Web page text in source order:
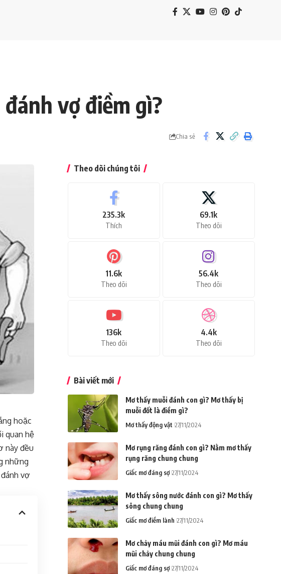
vợ điềm gì?
Chia sẻ
hoặc
quan hệ
này đều
những
vợ
Theo dõi chúng tôi
235.3k
Thích
69.1k
Theo dõi
11.6k
Theo dõi
56.4k
Theo dõi
136k
Theo dõi
4.4k
Theo dõi
Bài viết mới
Mơ thấy muỗi đánh con gì? Mơ thấy bị
muỗi đốt là điềm gì?
Mơ thấy động vật 27/11/2024
Mơ rụng răng đánh con gì? Nằm mơ thấy
rụng răng chung chung
Giấc mơ đáng sợ 27/11/2024
Mơ thấy sông nước đánh con gì? Mơ thấy
sông chung chung
Giấc mơ điềm lành 27/11/2024
Mơ chảy máu mũi đánh con gì? Mơ máu
mũi chảy chung chung
Giấc mơ đáng sợ 27/11/2024